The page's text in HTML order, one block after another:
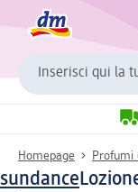
Inserisci qui la
Homepage Profumi
sundance